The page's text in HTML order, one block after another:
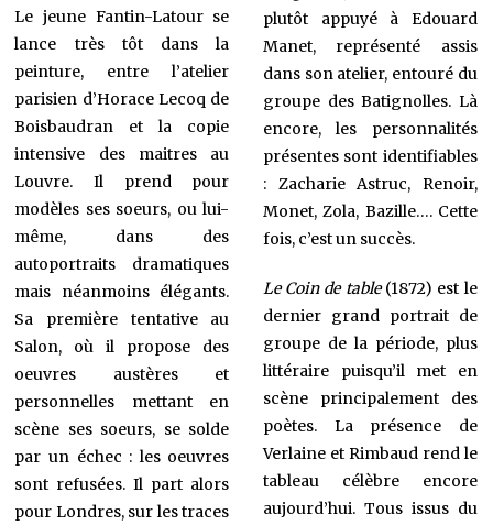
Le jeune Fantin-Latour se
lance très tôt dans la
peinture, entre l’atelier
parisien d’Horace Lecoq de
Boisbaudran et la copie
intensive des maitres au
Louvre. Il prend pour
modèles ses soeurs, ou lui-
même, dans des
autoportraits dramatiques
mais néanmoins élégants.
Sa première tentative au
Salon, où il propose des
oeuvres austères et
personnelles mettant en
scène ses soeurs, se solde
par un échec : les oeuvres
sont refusées. Il part alors
pour Londres, sur les traces
plutôt appuyé à Edouard
Manet, représenté assis
dans son atelier, entouré du
groupe des Batignolles. Là
encore, les personnalités
présentes sont identifiables
: Zacharie Astruc, Renoir,
Monet, Zola, Bazille…. Cette
fois, c’est un succès.
Le Coin de table(1872) est le
dernier grand portrait de
groupe de la période, plus
littéraire puisqu’il met en
scène principalement des
poètes. La présence de
Verlaine et Rimbaud rend le
tableau célèbre encore
aujourd’hui. Tous issus du